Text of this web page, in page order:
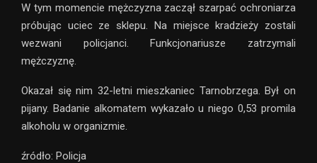
W tym momencie mężczyzna zaczął szarpać ochroniarza
próbując uciec ze sklepu. Na miejsce kradzieży zostali
wezwani policjanci. Funkcjonariusze zatrzymali
mężczyznę.
Okazał się nim 32-letni mieszkaniec Tarnobrzega. Był on
pijany. Badanie alkomatem wykazało u niego 0,53 promila
alkoholu w organizmie.
źródło: Policja